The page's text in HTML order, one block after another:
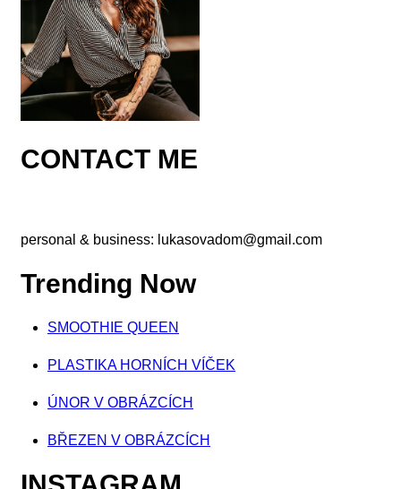
CONTACT ME
personal & business: lukasovadom@gmail.com
Trending Now
SMOOTHIE QUEEN
PLASTIKA HORNÍCH VÍČEK
ÚNOR V OBRÁZCÍCH
BŘEZEN V OBRÁZCÍCH